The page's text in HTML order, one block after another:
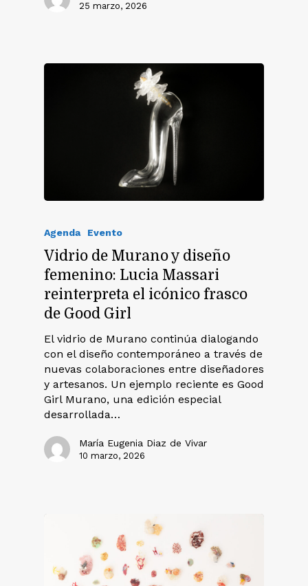
25 marzo, 2026
Agenda Evento
Vidrio de Murano y diseño
femenino: Lucia Massari
reinterpreta el icónico frasco
de Good Girl
El vidrio de Murano continúa dialogando
con el diseño contemporáneo a través de
nuevas colaboraciones entre diseñadores
y artesanos. Un ejemplo reciente es Good
Girl Murano, una edición especial
desarrollada…
María Eugenia Diaz de Vivar
10 marzo, 2026